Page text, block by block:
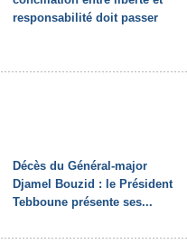
responsabilité doit passer
Décès du Général-major
Djamel Bouzid : le Président
Tebboune présente ses...